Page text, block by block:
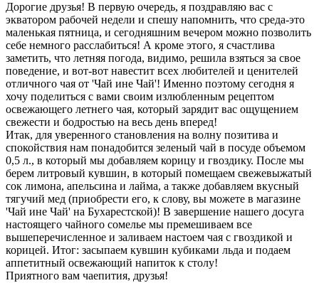
Дорогие друзья! В первую очередь, я поздравляю вас с
экватором рабочей недели и спешу напомнить, что среда-это
маленькая пятница, и сегодняшним вечером можно позволить
себе немного расслабиться! А кроме этого, я счастлива
заметить, что летняя погода, видимо, решила взяться за свое
поведение, и вот-вот навестит всех любителей и ценителей
отличного чая от 'Чай ине Чай'! Именно поэтому сегодня я
хочу поделиться с вами своим излюбленным рецептом
освежающего летнего чая, который зарядит вас ощущением
свежести и бодростью на весь день вперед!
Итак, для уверенного становления на волну позитива и
спокойствия нам понадобится зеленый чай в посуде объемом
0,5 л., в который мы добавляем корицу и гвоздику. После мы
берем литровый кувшин, в который помещаем свежевыжатый
сок лимона, апельсина и лайма, а также добавляем вкусный
тягучий мед (приобрести его, к слову, вы можете в магазине
'Чай ине Чай' на Бухарестской)! В завершение нашего досуга
настоящего чайного сомелье мы премешиваем все
вышеперечисленное и заливаем настоем чая с гвоздикой и
корицей. Итог: засыпаем кувшин кубиками льда и подаем
аппетитный освежающий напиток к столу!
Приятного вам чаепития, друзья!